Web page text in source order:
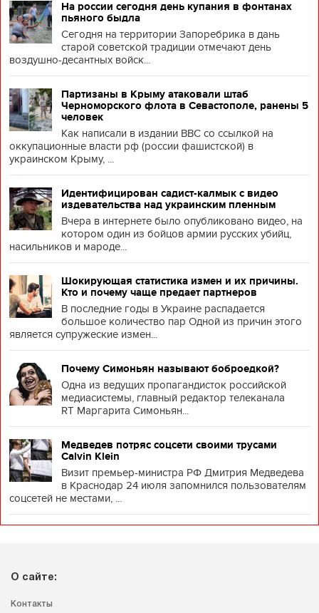
На россии сегодня день купания в фонтанах
пьяного быдла
Сегодня на территории Запоребрика в дань
старой советской традиции отмечают день
воздушно-десантных войск...
Партизаны в Крыму атаковали штаб
Черноморского флота в Севастополе, ранены 5
человек
Как написали в издании BBC со ссылкой на
оккупационные власти рф (россии фашистской) в
украинском Крыму, ...
Идентифицирован садист-калмык с видео
издевательства над украинским пленным
Вчера в интернете было опубликовано видео, на
котором один из бойцов армии русских убийц,
насильников и мароде...
Шокирующая статистика измен и их причины.
Кто и почему чаще предает партнеров
В последние годы в Украине распадается
большое количество пар Одной из причин этого
является супружеские измен...
Почему Симоньян называют боброедкой?
Одна из ведущих пропагандисток российской
медиасистемы, главный редактор телеканала
RT Маргарита Симоньян...
Медведев потряс соцсети своими трусами
Calvin Klein
Визит премьер-министра РФ Дмитрия Медведева
в Краснодар 24 июля запомнился пользователям
соцсетей не местами, ...
О сайте:
Контакты